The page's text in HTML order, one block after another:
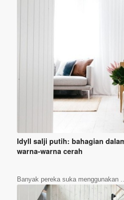
Idyll salji putih: bahagian
warna-warna cerah
Banyak pereka suka menggunakan